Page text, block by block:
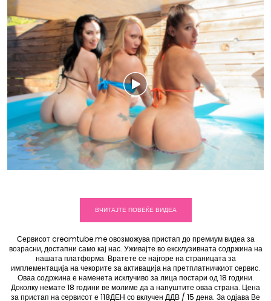
ВЧИТАЈТЕ ПОВЕЌЕ ВИДЕА
Сервисот creamtube.me овозможува пристап до премиум видеа за
возрасни, достапни само кај нас. Уживајте во ексклузивната содржина на
нашата платформа. Вратете се најгоре на страницата за
имплементација на чекорите за активација на претплатничкиот сервис.
Оваа содржина е наменета исклучиво за лица постари од 18 години.
Доколку немате 18 години ве молиме да а напуштите оваа страна. Цена
за пристап на сервисот е 118ДЕН со вклучен ДДВ / 15 дена. За одјава Ве